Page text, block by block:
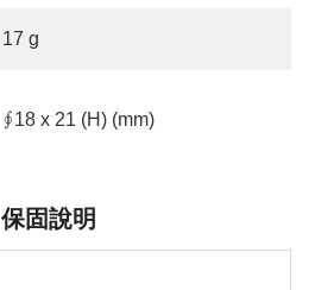
17 g
∮18 x 21 (H) (mm)
保固說明